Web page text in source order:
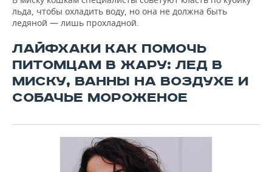
льда, чтобы охладить воду, но она не должна быть
ледяной — лишь прохладной.
ЛАЙФХАКИ КАК ПОМОЧЬ
ПИТОМЦАМ В ЖАРУ: ЛЕД В
МИСКУ, ВАННЫ НА ВОЗДУХЕ И
СОБАЧЬЕ МОРОЖЕНОЕ